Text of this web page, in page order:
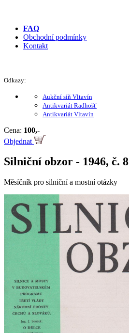
FAQ
Obchodní podmínky
Kontakt
Odkazy:
Aukční síň Vltavín
Antikvariát Radhošť
Antikvariát Vltavín
Cena: 100,-
Objednat
Silniční obzor - 1946, č. 8
Měsíčník pro silniční a mostní otázky